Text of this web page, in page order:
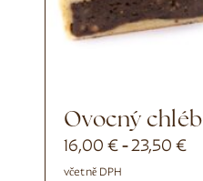
Ovocný chléb
16,00€ -23,50€
včetně DPH